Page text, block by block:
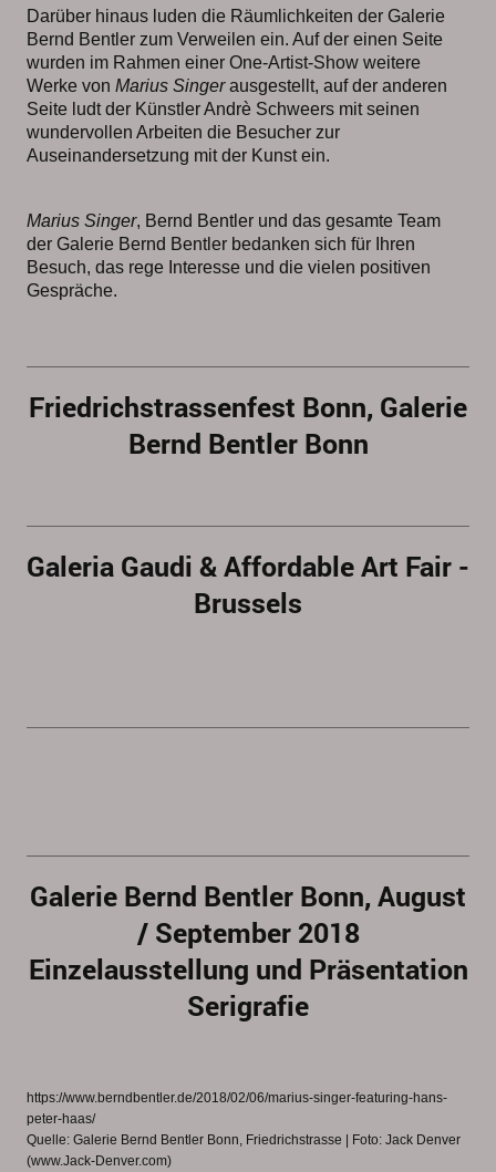
Darüber hinaus luden die Räumlichkeiten der Galerie
Bernd Bentler zum Verweilen ein. Auf der einen Seite
wurden im Rahmen einer One-Artist-Show weitere
Werke von Marius Singerausgestellt, auf der anderen
Seite ludt der Künstler Andrè Schweers mit seinen
wundervollen Arbeiten die Besucher zur
Auseinandersetzung mit der Kunst ein.
Marius Singer, Bernd Bentler und das gesamte Team
der Galerie Bernd Bentler bedanken sich für Ihren
Besuch, das rege Interesse und die vielen positiven
Gespräche.
Friedrichstrassenfest Bonn, Galerie
Bernd Bentler Bonn
Galeria Gaudi & Affordable Art Fair -
Brussels
Galerie Bernd Bentler Bonn, August
/ September 2018
Einzelausstellung und Präsentation
Serigrafie
https://www.berndbentler.de/2018/02/06/marius-singer-featuring-hans-
peter-haas/
Quelle: Galerie Bernd Bentler Bonn, Friedrichstrasse | Foto: Jack Denver
(www.Jack-Denver.com)